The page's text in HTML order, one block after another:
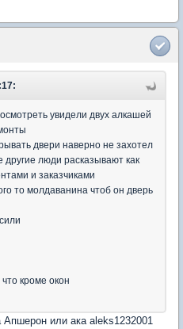
увидели двух алкашей
двери наверно не захотел
другие люди расказывают как
и заказчиками
то молдаванина чтоб он дверь
кроме окон
или ака aleks1232001